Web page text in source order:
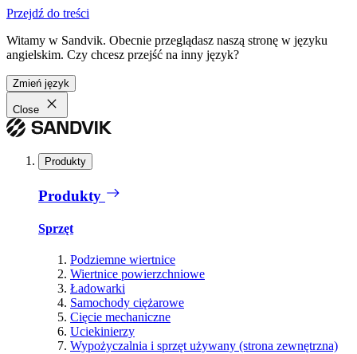
Przejdź do treści
Witamy w Sandvik. Obecnie przeglądasz naszą stronę w języku
angielskim. Czy chcesz przejść na inny język?
Zmień język
Close
Produkty
Produkty
Sprzęt
Podziemne wiertnice
Wiertnice powierzchniowe
Ładowarki
Samochody ciężarowe
Cięcie mechaniczne
Uciekinierzy
Wypożyczalnia i sprzęt używany (strona zewnętrzna)